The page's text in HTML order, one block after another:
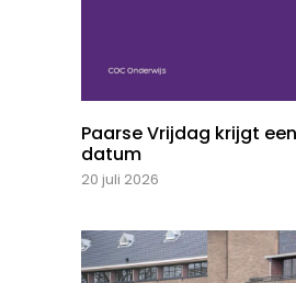
Paarse Vrijdag krijgt
datum
20 juli 2026